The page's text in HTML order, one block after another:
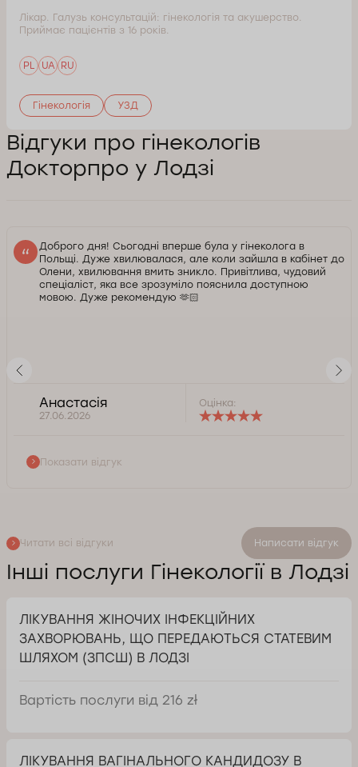
Лікар. Галузь консультацій: гінекологія та акушерство.
Приймає пацієнтів з 16 років.
PL UA RU
Гінекологія УЗД
Відгуки про гінекологів
Докторпро у Лодзі
Доброго дня! Сьогодні вперше була у гінеколога в
Польщі. Дуже хвилювалася, але коли зайшла в кабінет до
Олени, хвилювання вмить зникло. Привітлива, чудовий
спеціаліст, яка все зрозуміло пояснила доступною
мовою. Дуже рекомендую 🫶🏻
Анастасія
27.06.2026
Оцінка:
Показати відгук
Читати всі відгуки Написати відгук
Інші послуги Гінекології в Лодзі
ЛІКУВАННЯ ЖІНОЧИХ ІНФЕКЦІЙНИХ
ЗАХВОРЮВАНЬ, ЩО ПЕРЕДАЮТЬСЯ СТАТЕВИМ
ШЛЯХОМ (ЗПСШ) В ЛОДЗІ
Вартість послуги від 216 zł
ЛІКУВАННЯ ВАГІНАЛЬНОГО КАНДИДОЗУ В